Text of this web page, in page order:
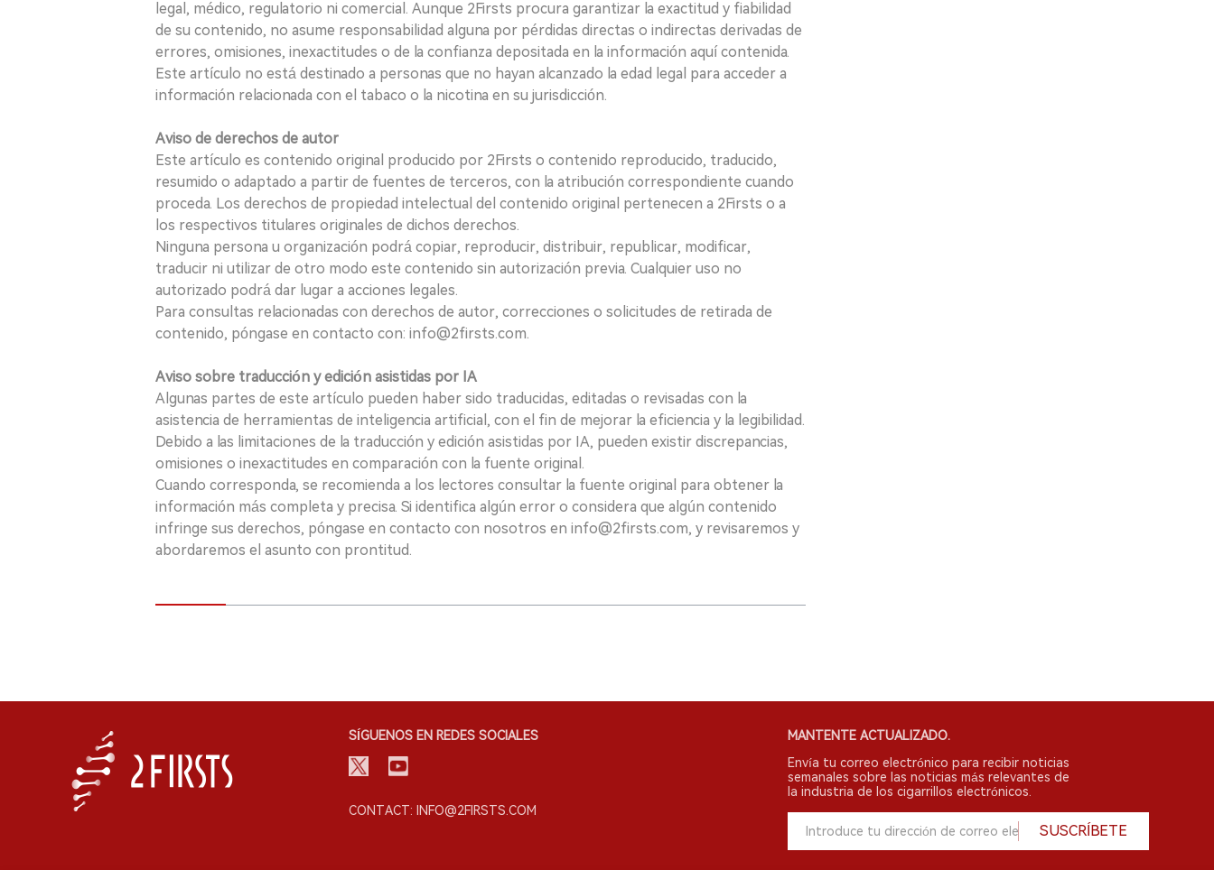
legal, médico, regulatorio ni comercial. Aunque 2Firsts procura garantizar la exactitud y fiabilidad
de su contenido, no asume responsabilidad alguna por pérdidas directas o indirectas derivadas de
errores, omisiones, inexactitudes o de la confianza depositada en la información aquí contenida.
Este artículo no está destinado a personas que no hayan alcanzado la edad legal para acceder a
información relacionada con el tabaco o la nicotina en su jurisdicción.
Aviso de derechos de autor
Este artículo es contenido original producido por 2Firsts o contenido reproducido, traducido,
resumido o adaptado a partir de fuentes de terceros, con la atribución correspondiente cuando
proceda. Los derechos de propiedad intelectual del contenido original pertenecen a 2Firsts o a
los respectivos titulares originales de dichos derechos.
Ninguna persona u organización podrá copiar, reproducir, distribuir, republicar, modificar,
traducir ni utilizar de otro modo este contenido sin autorización previa. Cualquier uso no
autorizado podrá dar lugar a acciones legales.
Para consultas relacionadas con derechos de autor, correcciones o solicitudes de retirada de
contenido, póngase en contacto con: info@2firsts.com.
Aviso sobre traducción y edición asistidas por IA
Algunas partes de este artículo pueden haber sido traducidas, editadas o revisadas con la
asistencia de herramientas de inteligencia artificial, con el fin de mejorar la eficiencia y la legibilidad.
Debido a las limitaciones de la traducción y edición asistidas por IA, pueden existir discrepancias,
omisiones o inexactitudes en comparación con la fuente original.
Cuando corresponda, se recomienda a los lectores consultar la fuente original para obtener la
información más completa y precisa. Si identifica algún error o considera que algún contenido
infringe sus derechos, póngase en contacto con nosotros en info@2firsts.com, y revisaremos y
abordaremos el asunto con prontitud.
SÍGUENOS EN REDES SOCIALES
CONTACT: INFO@2FIRSTS.COM
MANTENTE ACTUALIZADO.
Envía tu correo electrónico para recibir noticias
semanales sobre las noticias más relevantes de
la industria de los cigarrillos electrónicos.
SUSCRÍBETE